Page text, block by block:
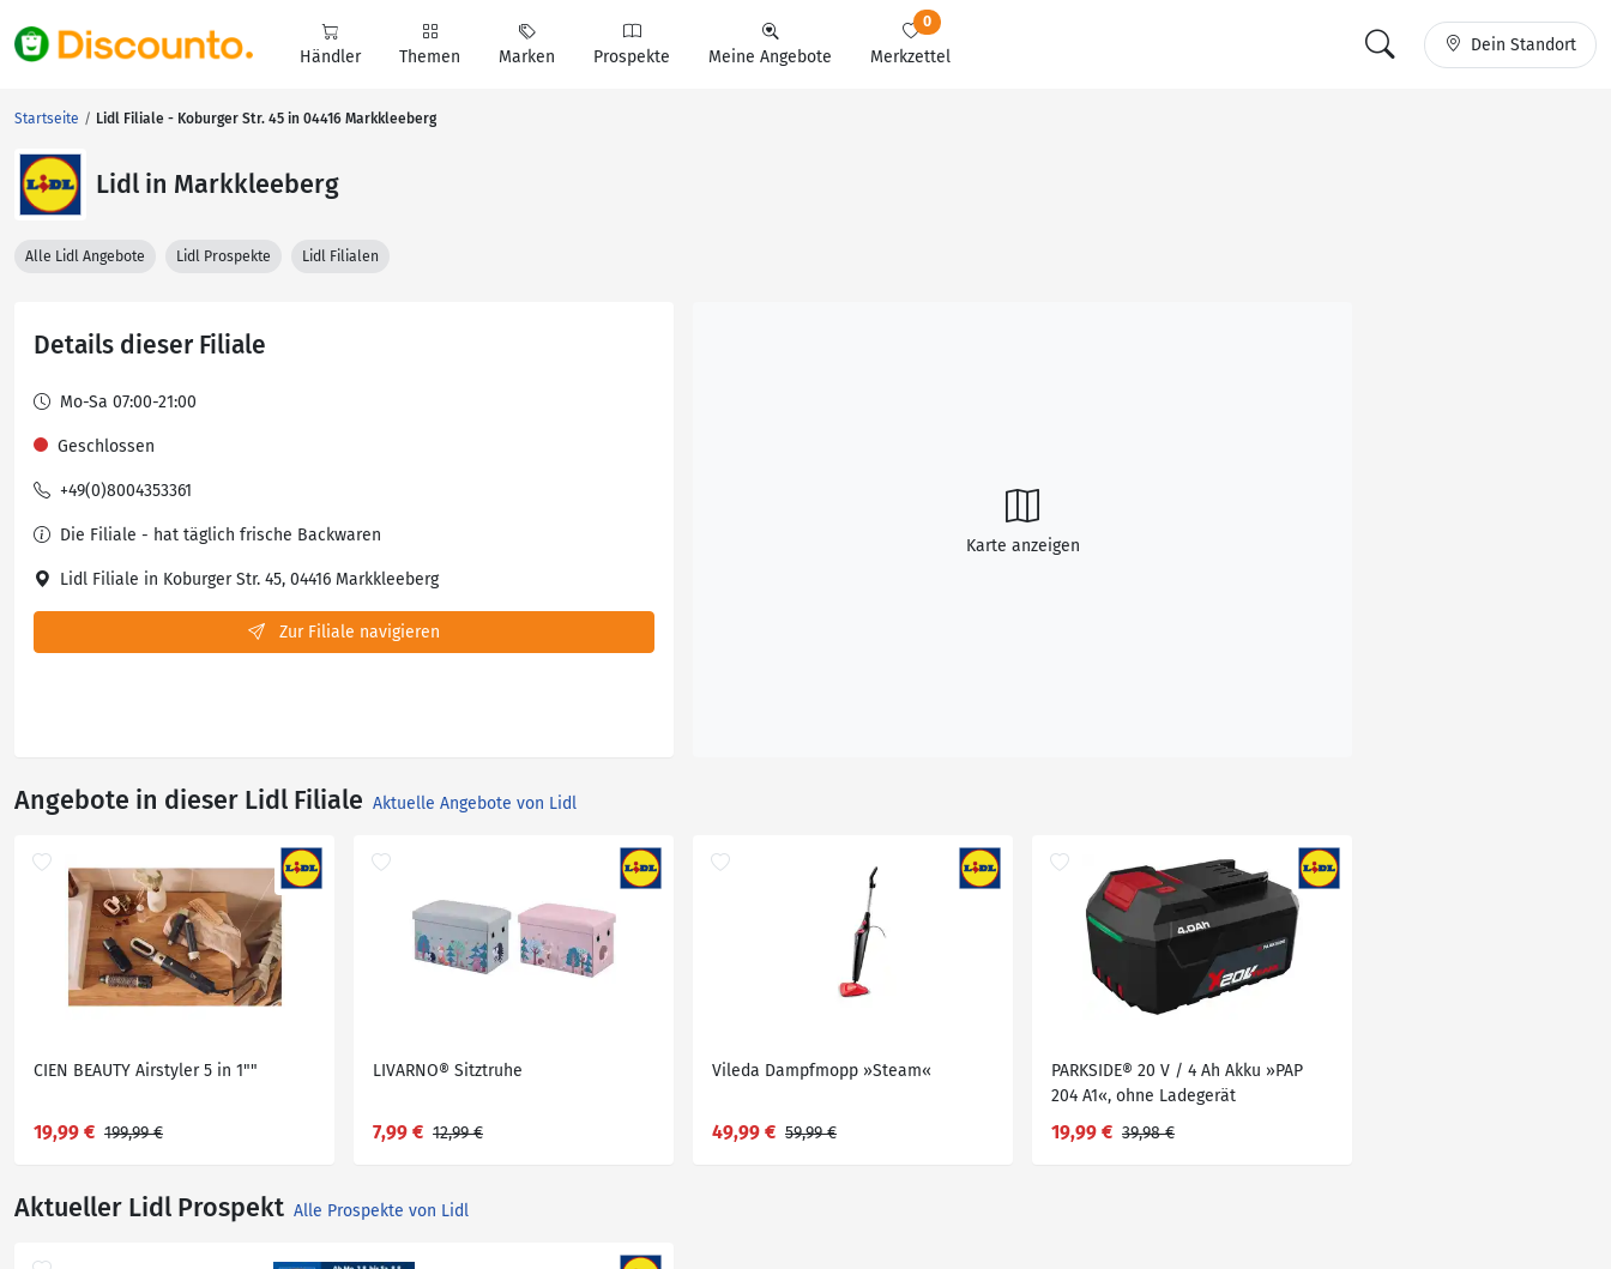
Händler Themen Marken Prospekte Meine Angebote Merkzettel
0
Dein Standort
Startseite Lidl Filiale - Koburger Str. 45 in 04416 Markkleeberg
Lidl in Markkleeberg
Alle Lidl Angebote Lidl Prospekte Lidl Filialen
Details dieser Filiale
Mo-Sa 07:00-21:00
Geschlossen
+49(0)8004353361
Die Filiale - hat täglich frische Backwaren
Lidl Filiale in Koburger Str. 45, 04416 Markkleeberg
Zur Filiale navigieren
Karte anzeigen
Angebote in dieser Lidl Filiale Aktuelle Angebote von Lidl
CIEN BEAUTY Airstyler 5 in 1""
19,99 € 199,99 €
LIVARNO® Sitztruhe
7,99 € 12,99 €
Vileda Dampfmopp »Steam«
49,99 € 59,99 €
PARKSIDE® 20 V / 4 Ah Akku »PAP
204 A1«, ohne Ladegerät
19,99 € 39,98 €
Aktueller Lidl Prospekt Alle Prospekte von Lidl